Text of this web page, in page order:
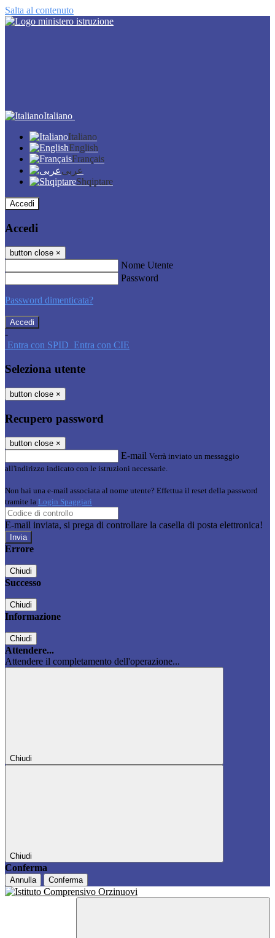
Salta al contenuto
Italiano
Italiano
English
Français
عربى
Shqiptare
Accedi
Accedi
button close ×
Nome Utente
Password
Password dimenticata?
-
Entra con SPID Entra con CIE
Seleziona utente
button close ×
Recupero password
button close ×
E-mail Verrà inviato un messaggio
all'indirizzo indicato con le istruzioni necessarie.
Non hai una e-mail associata al nome utente? Effettua il reset della password
tramite la Login Spaggiari
E-mail inviata, si prega di controllare la casella di posta elettronica!
Errore
Chiudi
Successo
Chiudi
Informazione
Chiudi
Attendere...
Attendere il completamento dell'operazione...
Chiudi
Chiudi
Conferma
Annulla Conferma